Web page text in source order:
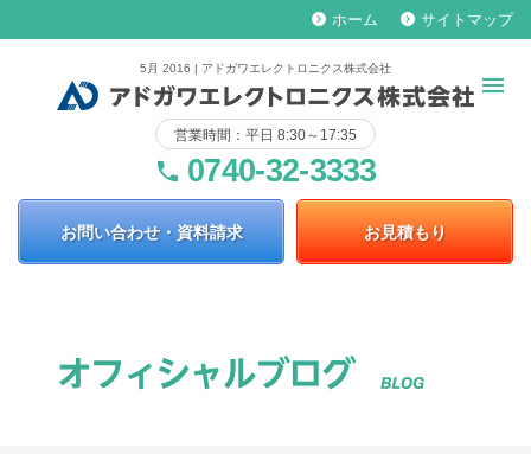
keyboard_arrow_right ホーム keyboard_arrow_right サイトマップ
5月 2016 | アドガワエレクトロニクス株式会社
営業時間：平日 8:30～17:35
phone 0740-32-3333
お問い合わせ・資料請求 お見積もり